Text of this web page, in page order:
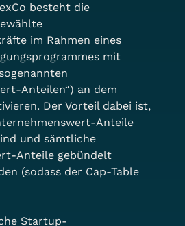
besteht die
im Rahmen eines
mit
Anteilen“) an dem
Der Vorteil dabei ist,
Anteile
und sämtliche
Anteile gebündelt
(sodass der Cap-Table
Startup-